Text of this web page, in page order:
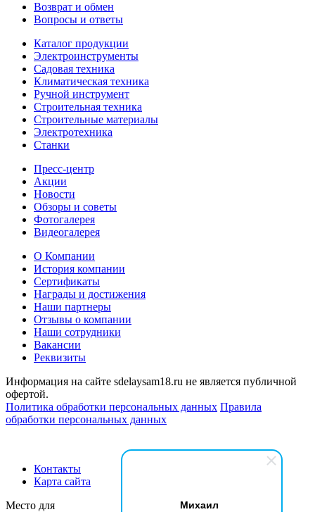
Михаил
Возврат и обмен
Вопросы и ответы
Каталог продукции
Электроинструменты
Садовая техника
Климатическая техника
Ручной инструмент
Строительная техника
Строительные материалы
Электротехника
Станки
Пресс-центр
Акции
Новости
Обзоры и советы
Фотогалерея
Видеогалерея
О Компании
История компании
Сертификаты
Награды и достижения
Наши партнеры
Отзывы о компании
Наши сотрудники
Вакансии
Реквизиты
Информация на сайте sdelaysam18.ru не является публичной
офертой.
Политика обработки персональных данных Правила
обработки персональных данных
Контакты
Карта сайта
Место для